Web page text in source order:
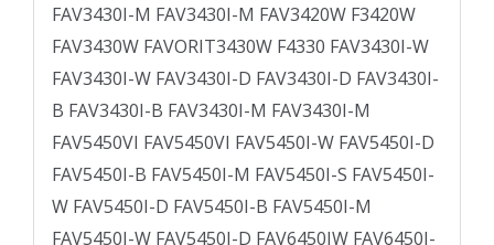
FAV3430I-M FAV3430I-M FAV3420W F3420W
FAV3430W FAVORIT3430W F4330 FAV3430I-W
FAV3430I-W FAV3430I-D FAV3430I-D FAV3430I-
B FAV3430I-B FAV3430I-M FAV3430I-M
FAV5450VI FAV5450VI FAV5450I-W FAV5450I-D
FAV5450I-B FAV5450I-M FAV5450I-S FAV5450I-
W FAV5450I-D FAV5450I-B FAV5450I-M
FAV5450I-W FAV5450I-D FAV6450IW FAV6450I-